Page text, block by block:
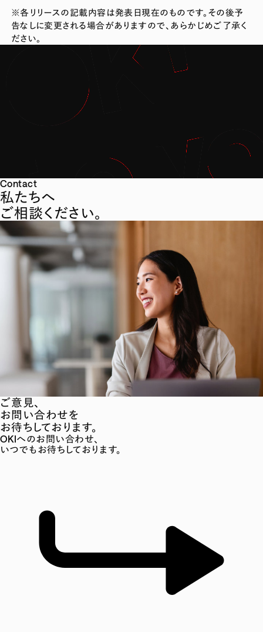
※各リリースの記載内容は発表日現在のものです。その後予
告なしに変更される場合がありますので、あらかじめご了承く
ださい。
Contact
私たちへ
ご相談ください。
ご意見、
お問い合わせを
お待ちしております。
OKIへのお問い合わせ、
いつでもお待ちしております。